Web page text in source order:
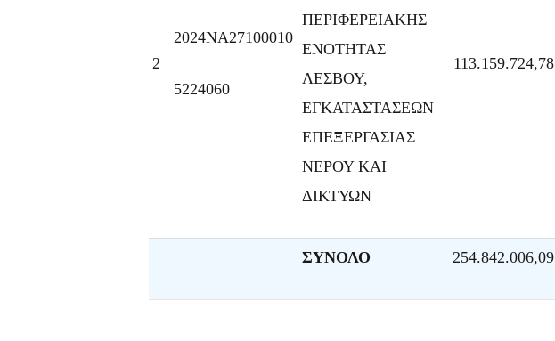
2
2024ΝΑ27100010
5224060
ΠΕΡΙΦΕΡΕΙΑΚΗΣ
ΕΝΟΤΗΤΑΣ
ΛΕΣΒΟΥ,
ΕΓΚΑΤΑΣΤΑΣΕΩΝ
ΕΠΕΞΕΡΓΑΣΙΑΣ
ΝΕΡΟΥ ΚΑΙ
ΔΙΚΤΥΩΝ
113.159.724,78
ΣΥΝΟΛΟ 254.842.006,09